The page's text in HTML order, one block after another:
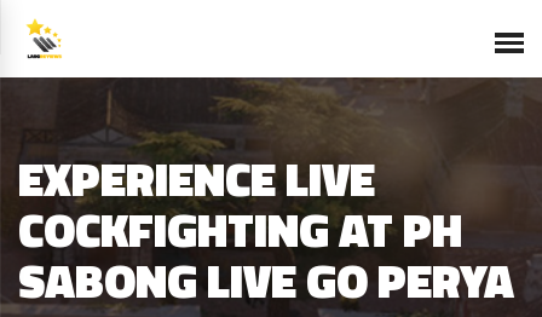
EXPERIENCE LIVE
COCKFIGHTING AT PH
SABONG LIVE GO PERYA